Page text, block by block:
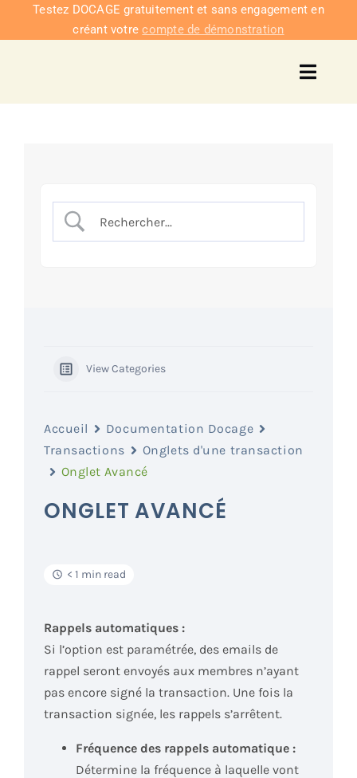
PasserTestez DOCAGE gratuitement et sans engagement en
créant votrecompte de démonstration
View Categories
Accueil
Documentation Docage
Transactions
Onglets d'une transaction
Onglet Avancé
ONGLET AVANCÉ
< 1 min read
Rappels automatiques :
Si l’option est paramétrée, des emails de
rappel seront envoyés aux membres n’ayant
pas encore signé la transaction. Une fois la
transaction signée, les rappels s’arrêtent.
Fréquence des rappels automatique :
Détermine la fréquence à laquelle vont